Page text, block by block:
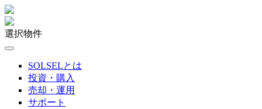
選択物件
SOLSELとは
投資・購入
売却・運用
サポート